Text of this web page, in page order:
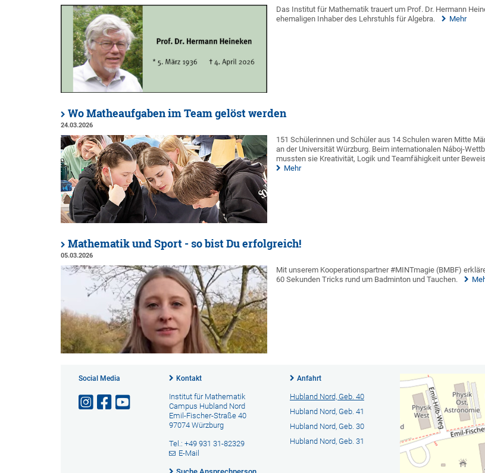
Das Institut für Mathematik trauert um Prof. Dr. Hermann
ehemaligen Inhaber des Lehrstuhls für Algebra.
Mehr
Wo Matheaufgaben im Team gelöst werden
24.03.2026
151 Schülerinnen und Schüler aus 14 Schulen waren Mitte
an der Universität Würzburg. Beim internationalen Náboj-
mussten sie Kreativität, Logik und Teamfähigkeit unter
Mehr
Mathematik und Sport - so bist Du erfolgreich!
05.03.2026
Mit unserem Kooperationspartner #MINTmagie (BMBF)
60 Sekunden Tricks rund um Badminton und Tauchen.
Social Media Kontakt
Institut für Mathematik
Campus Hubland Nord
Emil-Fischer-Straße 40
97074 Würzburg
Tel.: +49 931 31-82329
E-Mail
Anfahrt
Hubland Nord, Geb. 40
Hubland Nord, Geb. 41
Hubland Nord, Geb. 30
Hubland Nord, Geb. 31